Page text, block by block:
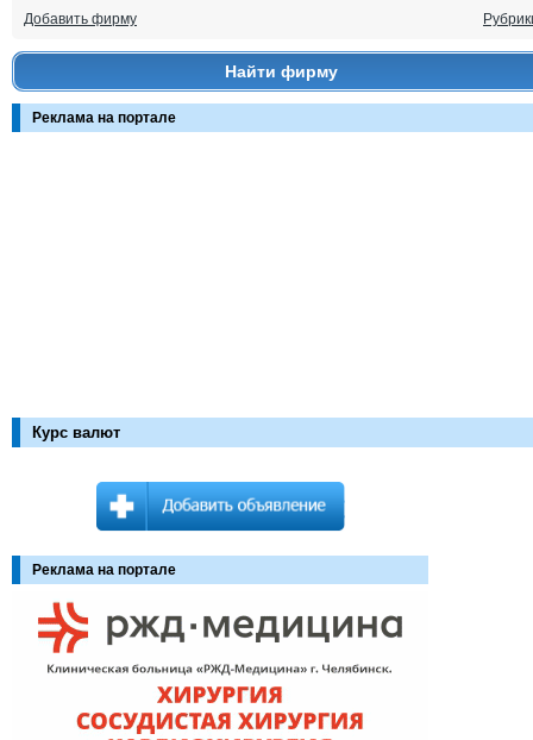
Добавить фирму
Найти фирму
Реклама на портале
Курс валют
Реклама на портале